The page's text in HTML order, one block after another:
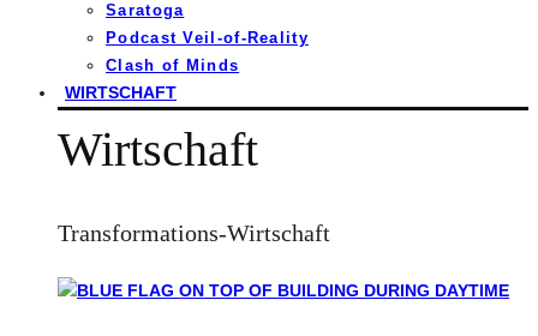
Saratoga
Podcast Veil-of-Reality
Clash of Minds
WIRTSCHAFT
Wirtschaft
Transformations-Wirtschaft